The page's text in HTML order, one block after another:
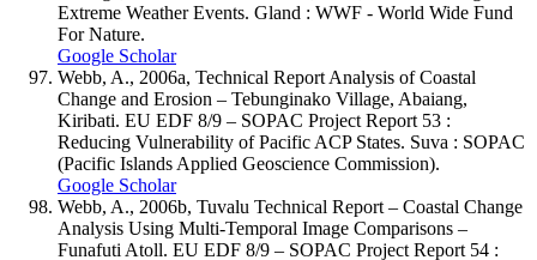
Extreme Weather Events. Gland : WWF - World Wide Fund
For Nature.
Google Scholar
Webb, A., 2006a, Technical Report Analysis of Coastal
Change and Erosion – Tebunginako Village, Abaiang,
Kiribati. EU EDF 8/9 – SOPAC Project Report 53 :
Reducing Vulnerability of Pacific ACP States. Suva : SOPAC
(Pacific Islands Applied Geoscience Commission).
Google Scholar
Webb, A., 2006b, Tuvalu Technical Report – Coastal Change
Analysis Using Multi-Temporal Image Comparisons –
Funafuti Atoll. EU EDF 8/9 – SOPAC Project Report 54 :